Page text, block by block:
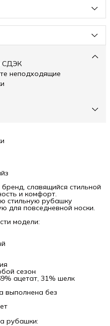
СДЭК
неподходящие
славящийся стильной
и комфорт.
стильную рубашку
для повседневной носки.
модели:
сезон
ацетат, 31% шелк
выполнена без
рубашки: